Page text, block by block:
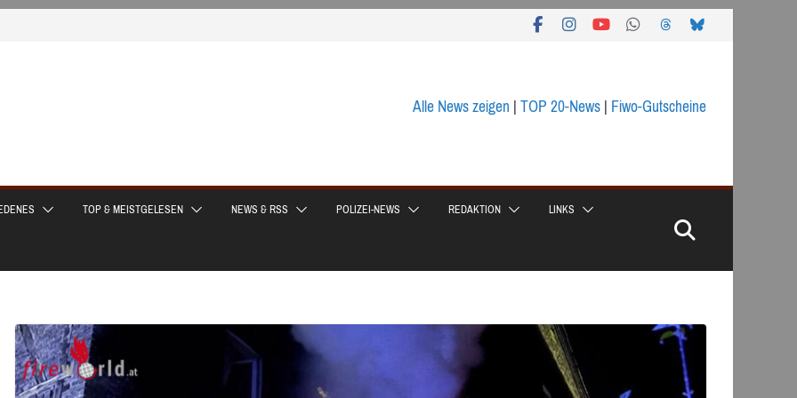
Alle News zeigen|TOP 20-News|Fiwo-Gutscheine
TOP & MEISTGELESEN NEWS & RSS POLIZEI-NEWS REDAKTION LINKS